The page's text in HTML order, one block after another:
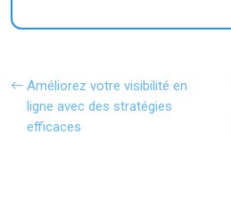
Améliorez votre visibilité en
ligne avec des stratégies
efficaces